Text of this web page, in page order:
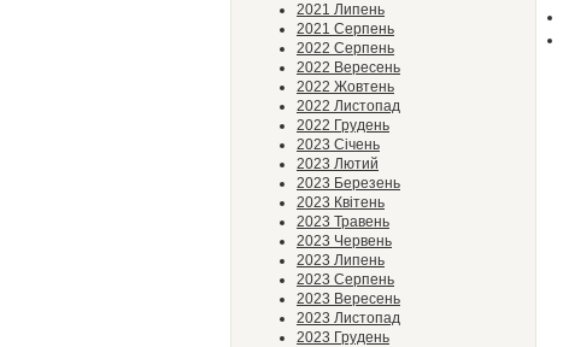
2021 Липень
2021 Серпень
2022 Серпень
2022 Вересень
2022 Жовтень
2022 Листопад
2022 Грудень
2023 Січень
2023 Лютий
2023 Березень
2023 Квітень
2023 Травень
2023 Червень
2023 Липень
2023 Серпень
2023 Вересень
2023 Листопад
2023 Грудень